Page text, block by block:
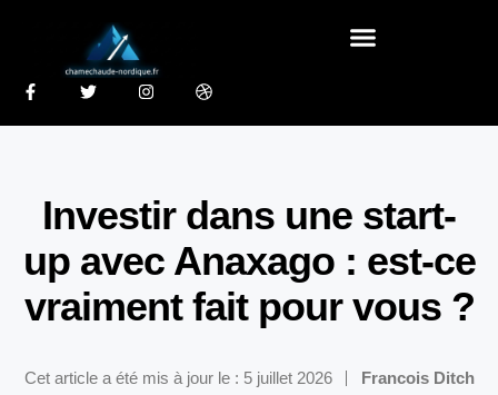
Investir dans une start-
up avec Anaxago : est-ce
vraiment fait pour vous ?
Cet article a été mis à jour le : 5 juillet 2026 Francois Ditch